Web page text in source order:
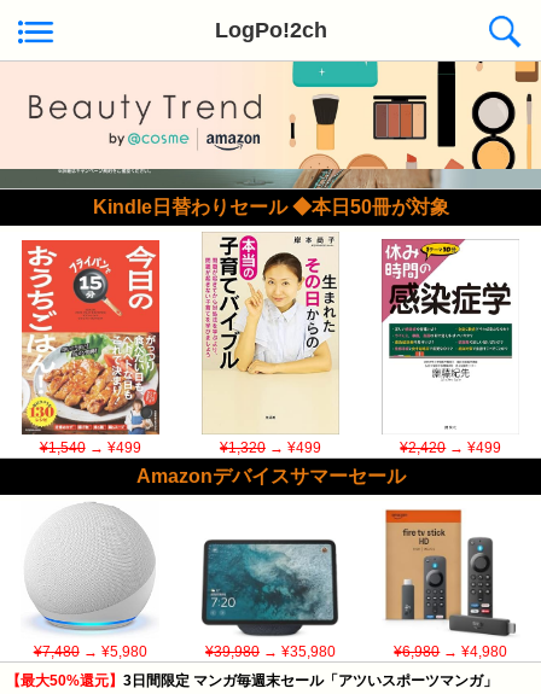
LogPo!2ch
Kindle日替わりセール ◆本日50冊が対象
¥1,540→ ¥499 ¥1,320→ ¥499 ¥2,420→ ¥499
Amazonデバイスサマーセール
¥7,480→ ¥5,980 ¥39,980→ ¥35,980 ¥6,980→ ¥4,980
【最大50%還元】 3日間限定 マンガ毎週末セール「アツいスポーツマンガ」